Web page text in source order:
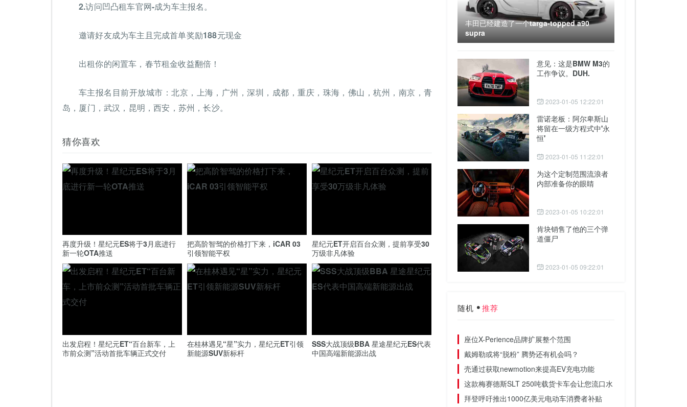
2.访问凹凸租车官网-成为车主报名。
邀请好友成为车主且完成首单奖励188元现金
出租你的闲置车，春节租金收益翻倍！
车主报名目前开放城市：北京，上海，广州，深圳，成都，重庆，珠海，佛山，杭州，南京，青
岛，厦门，武汉，昆明，西安，苏州，长沙。
猜你喜欢
再度升级！星纪元ES将于3月底进行
新一轮OTA推送
把高阶智驾的价格打下来，iCAR 03
引领智能平权
星纪元ET开启百台众测，提前享受30
万级非凡体验
出发启程！星纪元ET“百台新车，上
市前众测”活动首批车辆正式交付
在桂林遇见“星”实力，星纪元ET引领
新能源SUV新标杆
SSS大战顶级BBA 星途星纪元ES代表
中国高端新能源出战
丰田已经建造了一个targa-topped a90
supra
意见：这是BMW M3的
工作争议。DUH.
2023-01-05 12:22:01
雷诺老板：阿尔卑斯山
将留在一级方程式中'永
恒'
2023-01-05 11:22:01
为这个定制范围流浪者
内部准备你的眼睛
2023-01-05 10:22:01
肯块销售了他的三个弹
道僵尸
2023-01-05 09:22:01
随机 推荐
座位X-Perience品牌扩展整个范围
戴姆勒或将“脱粉” 腾势还有机会吗？
壳通过获取newmotion来提高EV充电功能
这款梅赛德斯SLT 250吨载货卡车会让您流口水
拜登呼吁推出1000亿美元电动车消费者补贴